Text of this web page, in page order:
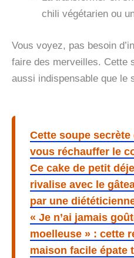
chili végétarien ou
Vous voyez, pas besoin
faire des merveilles. Cette
aussi indispensable que le
Cette soupe
vous réchauffer le
Ce cake de petit
rivalise avec le
par une
« Je n’ai jamais
moelleuse » : cette
maison facile épate